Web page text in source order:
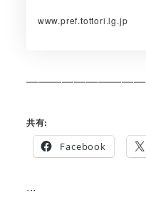
www.pref.tottori.lg.jp
——————————
共有:
Facebook
...